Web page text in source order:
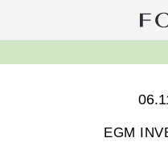
EGM